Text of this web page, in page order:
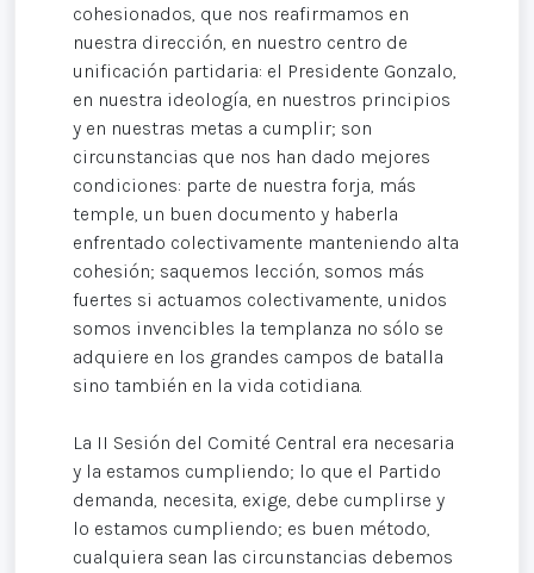
cohesionados, que nos reafirmamos en
nuestra dirección, en nuestro centro de
unificación partidaria: el Presidente Gonzalo,
en nuestra ideología, en nuestros principios
y en nuestras metas a cumplir; son
circunstancias que nos han dado mejores
condiciones: parte de nuestra forja, más
temple, un buen documento y haberla
enfrentado colectivamente manteniendo alta
cohesión; saquemos lección, somos más
fuertes si actuamos colectivamente, unidos
somos invencibles la templanza no sólo se
adquiere en los grandes campos de batalla
sino también en la vida cotidiana.
La II Sesión del Comité Central era necesaria
y la estamos cumpliendo; lo que el Partido
demanda, necesita, exige, debe cumplirse y
lo estamos cumpliendo; es buen método,
cualquiera sean las circunstancias debemos